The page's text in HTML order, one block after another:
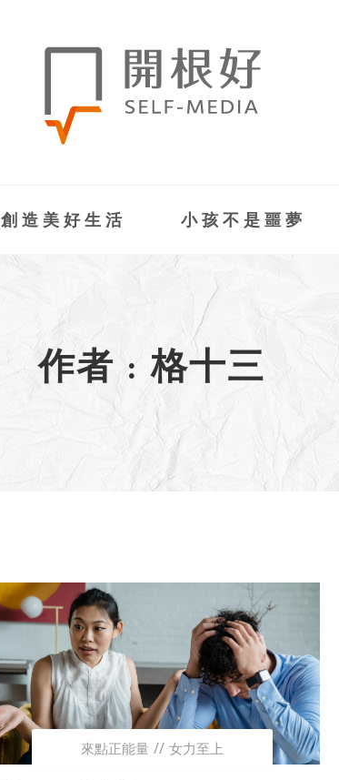
創造美好生活 小孩不是噩夢
作者 : 格十三
來點正能量 女力至上